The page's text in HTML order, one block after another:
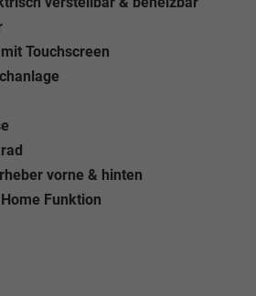
Touchscreen
vorne & hinten
Funktion